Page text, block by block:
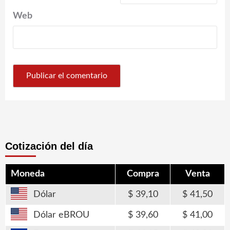
Web
Cotización del día
Moneda Compra Venta
Dólar 39,10 41,50
Dólar eBROU 39,60 41,00